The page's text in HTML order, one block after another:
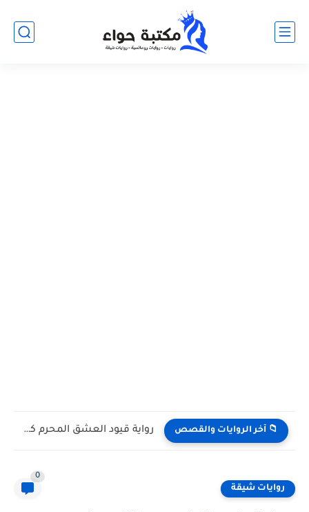
📁 آخر الروايات والقصص رواية قيود العشق المحرم الفصل الثاني 2 بقلم يوكا
روايات شيقة
0